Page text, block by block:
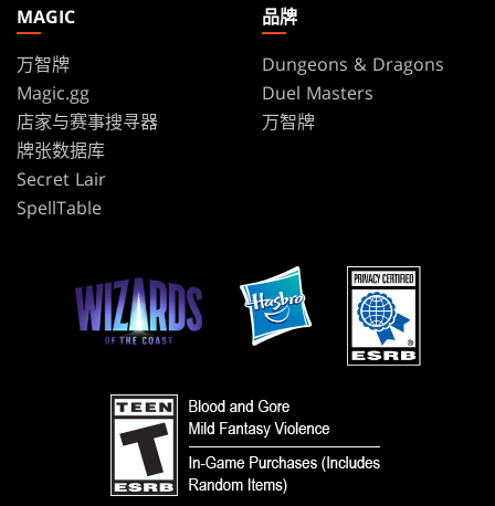
MAGIC
万智牌
Magic.gg
店家与赛事搜寻器
牌张数据库
Secret Lair
SpellTable
品牌
Dungeons & Dragons
Duel Masters
万智牌